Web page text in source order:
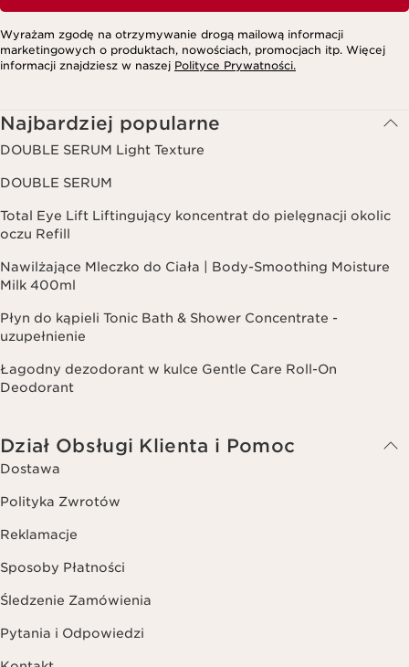
Wyrażam zgodę na otrzymywanie drogą mailową informacji
marketingowych o produktach, nowościach, promocjach itp. Więcej
informacji znajdziesz w naszej Polityce Prywatności.
Najbardziej popularne
DOUBLE SERUM Light Texture
DOUBLE SERUM
Total Eye Lift Liftingujący koncentrat do pielęgnacji okolic
oczu Refill
Nawilżające Mleczko do Ciała | Body-Smoothing Moisture
Milk 400ml
Płyn do kąpieli Tonic Bath & Shower Concentrate -
uzupełnienie
Łagodny dezodorant w kulce Gentle Care Roll-On
Deodorant
Dział Obsługi Klienta i Pomoc
Dostawa
Polityka Zwrotów
Reklamacje
Sposoby Płatności
Śledzenie Zamówienia
Pytania i Odpowiedzi